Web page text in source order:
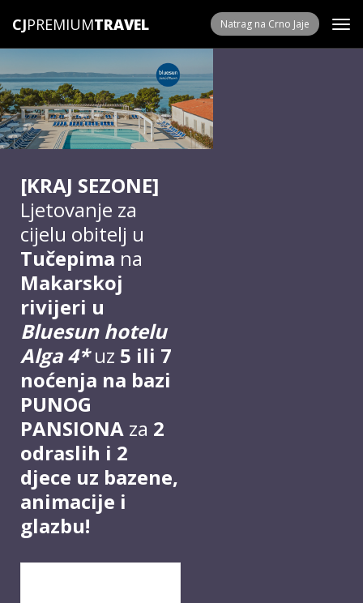
CJPREMIUM Natrag na Crno Jaje
[KRAJ SEZONE]
Ljetovanje za
cijelu obitelj u
Tučepima na
Makarskoj
rivijeri u
Bluesun hotelu
Alga 4*uz 5 ili 7
noćenja na bazi
PUNOG
PANSIONA za 2
odraslih i 2
djece uz bazene,
animacije i
glazbu!